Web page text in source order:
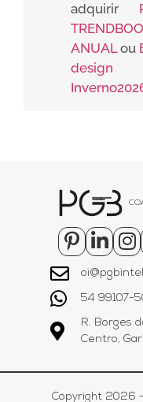
adquirir
ANUALou
54 99107-
R. Borges
Centro,
Copyright 2026